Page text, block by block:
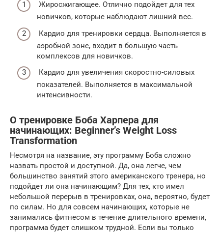
Жиросжигающее. Отлично подойдет для тех
новичков, которые наблюдают лишний вес.
Кардио для тренировки сердца. Выполняется в
аэробной зоне, входит в большую часть
комплексов для новичков.
Кардио для увеличения скоростно-силовых
показателей. Выполняется в максимальной
интенсивности.
О тренировке Боба Харпера для
начинающих: Beginner’s Weight Loss
Transformation
Несмотря на название, эту программу Боба сложно
назвать простой и доступной. Да, она легче, чем
большинство занятий этого американского тренера, но
подойдет ли она начинающим? Для тех, кто имел
небольшой перерыв в тренировках, она, вероятно, будет
по силам. Но для совсем начинающих, которые не
занимались фитнесом в течение длительного времени,
программа будет слишком трудной. Если вы только